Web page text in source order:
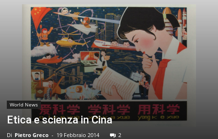
World News
Etica e scienza in Cina
Di Pietro Greco - 19 Febbraio 2014 2